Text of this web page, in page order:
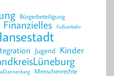
Bürgerbeteiligung
Finanzielles Fußverkehr
Jugend Kinder
Menschenrechte